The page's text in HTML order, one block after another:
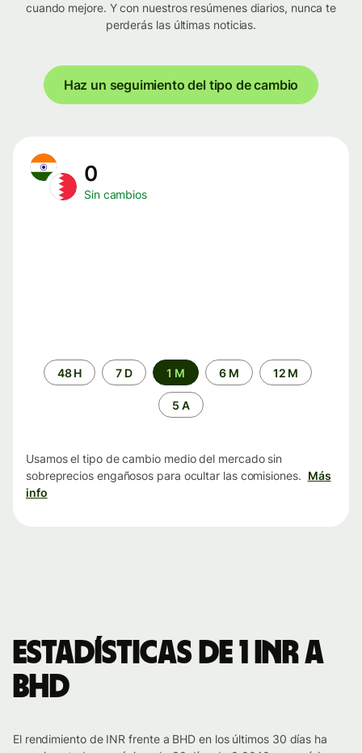
cuando mejore. Y con nuestros resúmenes diarios, nunca te
perderás las últimas noticias.
Haz un seguimiento del tipo de cambio
0
Sin cambios
Periodo48 H 7 D 1 M 6 M 12 M
5 A
Usamos el tipo de cambio medio del mercado sin
sobreprecios engañosos para ocultar las comisiones. Más
info
Estadísticas de 1 INR a
BHD
El rendimiento de INR frente a BHD en los últimos 30 días ha